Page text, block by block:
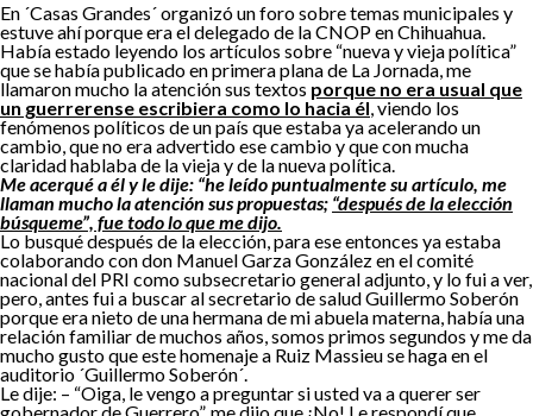
En ´Casas Grandes´ organizó un foro sobre temas municipales y
estuve ahí porque era el delegado de la CNOP en Chihuahua.
Había estado leyendo los artículos sobre “nueva y vieja política”
que se había publicado en primera plana de La Jornada, me
llamaron mucho la atención sus textos porque no era usual que
un guerrerense escribiera como lo hacia él, viendo los
fenómenos políticos de un país que estaba ya acelerando un
cambio, que no era advertido ese cambio y que con mucha
claridad hablaba de la vieja y de la nueva política.
Me acerqué a él y le dije: “he leído puntualmente su artículo, me
llaman mucho la atención sus propuestas; “después de la elección
búsqueme”, fue todo lo que me dijo.
Lo busqué después de la elección, para ese entonces ya estaba
colaborando con don Manuel Garza González en el comité
nacional del PRI como subsecretario general adjunto, y lo fui a ver,
pero, antes fui a buscar al secretario de salud Guillermo Soberón
porque era nieto de una hermana de mi abuela materna, había una
relación familiar de muchos años, somos primos segundos y me da
mucho gusto que este homenaje a Ruiz Massieu se haga en el
auditorio ´Guillermo Soberón´.
Le dije: – “Oiga, le vengo a preguntar si usted va a querer ser